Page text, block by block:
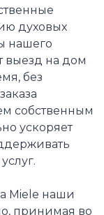
духовых
нашего
выезд на дом
без
собственным
ускоряет
Miele наши
принимая во